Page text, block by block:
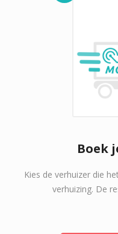
Boek
Kies de verhuizer die
verhuizing. De